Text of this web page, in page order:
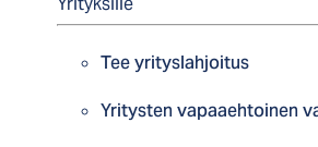
Tee yrityslahjoitus
Yritysten vapaaehtoinen